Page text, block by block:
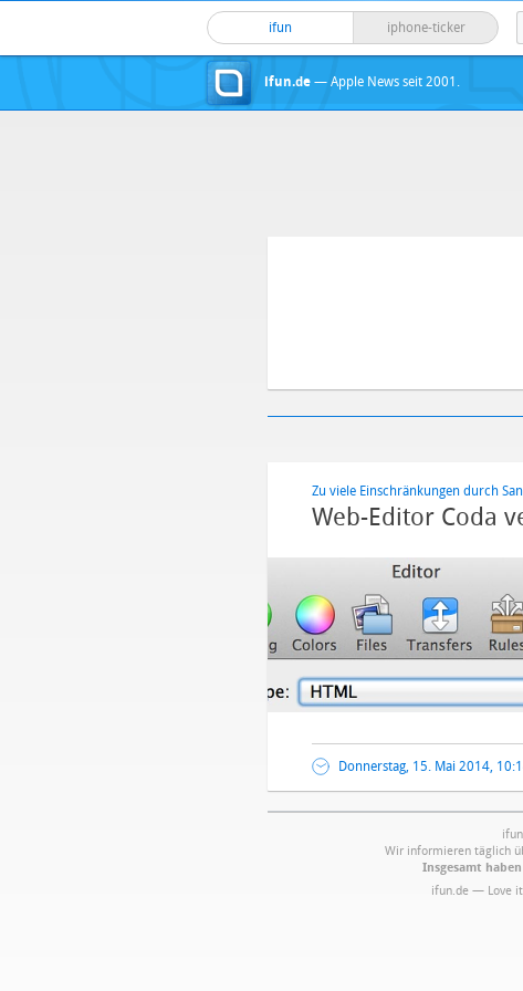
ifun iphone-ticker
ifun.de — Apple News seit 2001.
Zu viele Einschränkungen durch
Web-Editor Coda
Donnerstag, 15. Mai 2014,
Wir informieren täglich
Insgesamt
ifun.de — Love